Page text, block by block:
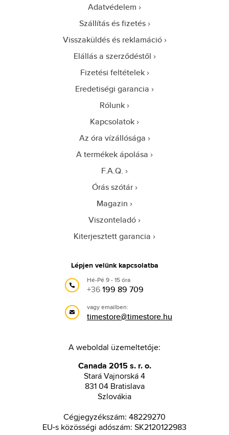
Adatvédelem
Szállítás és fizetés
Visszaküldés és reklamáció
Elállás a szerződéstől
Fizetési feltételek
Eredetiségi garancia
Rólunk
Kapcsolatok
Az óra vízállósága
A termékek ápolása
F.A.Q.
Órás szótár
Magazin
Viszonteladó
Kiterjesztett garancia
Lépjen velünk kapcsolatba
Hé-Pé 9 - 15 óra
+36199 89 709
vagy emailben:
timestore@timestore.hu
A weboldal üzemeltetője:
Canada 2015 s. r. o.
Stará Vajnorská 4
831 04 Bratislava
Szlovákia
Cégjegyzékszám: 48229270
EU-s közösségi adószám: SK2120122983